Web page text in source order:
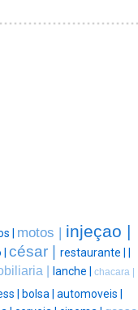
| motos | injeçao |
| césar | restaurante | |
| lanche | chacara |
| bolsa | automoveis |